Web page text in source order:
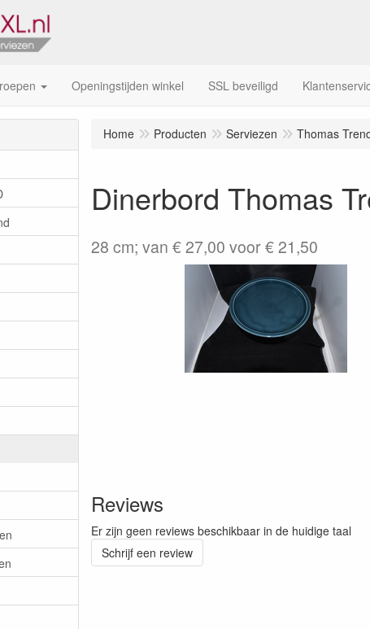
Openingstijden winkel SSL beveiligd
Home Producten Serviezen Thomas
Dinerbord Thomas
28 cm; van € 27,00 voor € 21,50
Reviews
Er zijn geen reviews beschikbaar in de huidige taal
Schrijf een review